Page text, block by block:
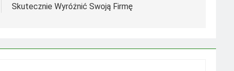
Skutecznie Wyróżnić Swoją Firmę